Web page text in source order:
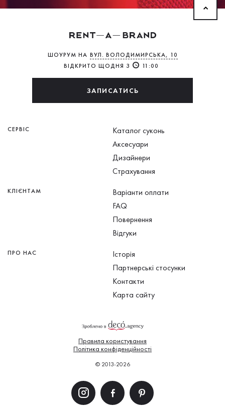
ШОУРУМ НА ВУЛ. ВОЛОДИМИРСЬКА, 10
ВІДКРИТО ЩОДНЯ З
11:00
ЗАПИСАТИСЬ
СЕРВІС
Каталог суконь
Аксесуари
Дизайнери
Страхування
КЛІЄНТАМ
Варіанти оплати
FAQ
Повернення
Відгуки
ПРО НАС
Історія
Партнерські стосунки
Контакти
Карта сайту
Правила користування
Політика конфіденційності
© 2013-2026